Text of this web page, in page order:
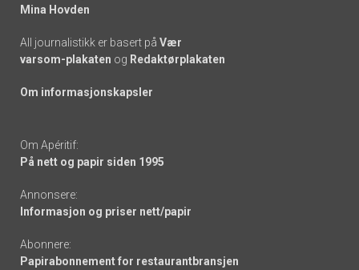
Mina Hovden
All journalistikk er basert på Vær
varsom-plakaten og Redaktørplakaten
Om informasjonskapsler
Om Apéritif:
På nett og papir siden 1995
Annonsere:
Informasjon og priser nett/papir
Abonnere:
Papirabonnement for restaurantbransjen